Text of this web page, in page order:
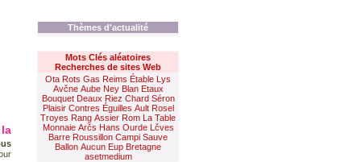
Thèmes d'actualité
Mots Clés aléatoires
Recherches de sites Web
Ota Rots Gas Reims Étable Lys
Avčne Aube Ney Blan Etaux
Bouquet Deaux Riez Chard Séron
Plaisir Contres Éguilles Ault Rosel
Troyes Rang Assier Rom La Table
Monnaie Arčs Hans Ourde Lčves
Barre Roussillon Campi Sauve
Ballon Aucun Eup Bretagne
asetmedium